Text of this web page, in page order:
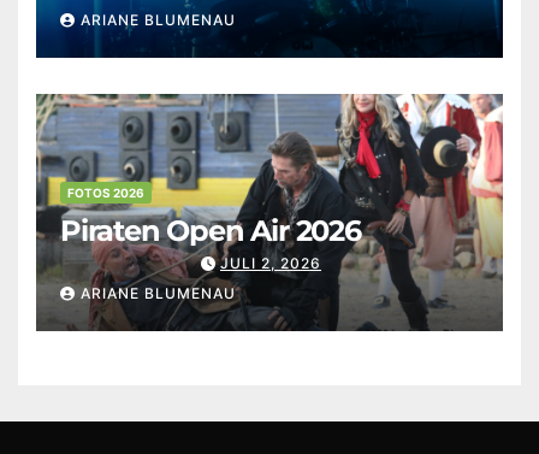
ARIANE BLUMENAU
FOTOS 2026
Piraten Open Air 2026
JULI 2, 2026
ARIANE BLUMENAU